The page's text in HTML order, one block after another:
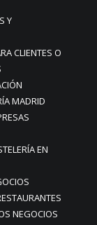
Y
CLIENTES O
MADRID
EN
NEGOCIOS